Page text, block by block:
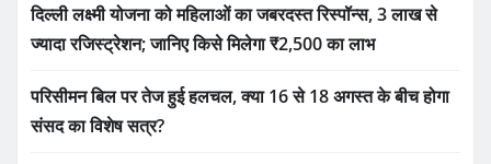
दिल्ली लक्ष्मी योजना को महिलाओं का जबरदस्त रिस्पॉन्स, 3 लाख से
ज्यादा रजिस्ट्रेशन; जानिए किसे मिलेगा ₹2,500 का लाभ
परिसीमन बिल पर तेज हुई हलचल, क्या 16 से 18 अगस्त के बीच होगा
संसद का विशेष सत्र?